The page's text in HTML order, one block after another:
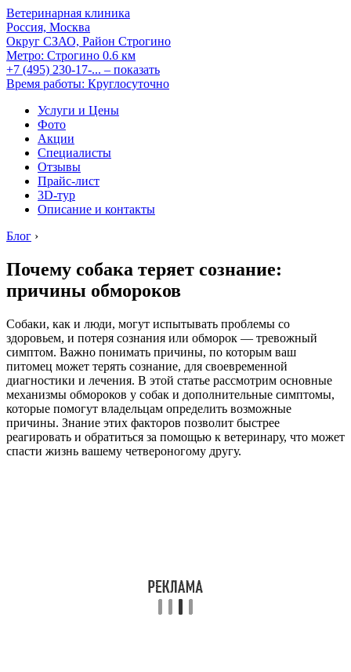
Ветеринарная клиника
Россия, Москва
Округ СЗАО, Район Строгино
Метро: Строгино 0.6 км
+7 (495) 230-17-... – показать
Время работы: Круглосуточно
Услуги и Цены
Фото
Акции
Специалисты
Отзывы
Прайс-лист
3D-тур
Описание и контакты
Блог ›
Почему собака теряет сознание:
причины обмороков
Собаки, как и люди, могут испытывать проблемы со
здоровьем, и потеря сознания или обморок — тревожный
симптом. Важно понимать причины, по которым ваш
питомец может терять сознание, для своевременной
диагностики и лечения. В этой статье рассмотрим основные
механизмы обмороков у собак и дополнительные симптомы,
которые помогут владельцам определить возможные
причины. Знание этих факторов позволит быстрее
реагировать и обратиться за помощью к ветеринару, что может
спасти жизнь вашему четвероногому другу.